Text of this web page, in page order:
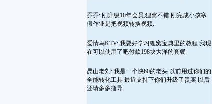
乔乔: 刚升级10年会员,狸窝不错 刚完成小孩寒
假作业是把视频转换视频.
爱情鸟KTV: 我要好学习狸窝宝典里的教程 我现
在可以使用了吧付款198块大洋的套餐
昆山老刘: 我是一个快60的老头 以前用过你们的
全能转化工具 最近支持下你们升级了贵宾 以后
还请多多指导.